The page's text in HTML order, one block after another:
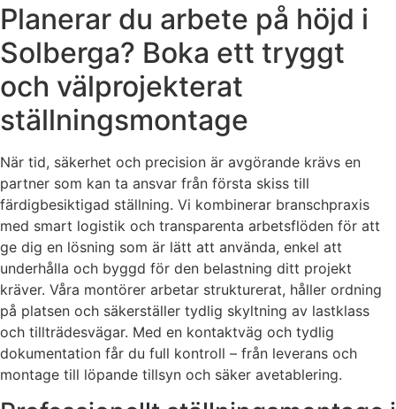
Planerar du arbete på höjd i
Solberga? Boka ett tryggt
och välprojekterat
ställningsmontage
När tid, säkerhet och precision är avgörande krävs en
partner som kan ta ansvar från första skiss till
färdigbesiktigad ställning. Vi kombinerar branschpraxis
med smart logistik och transparenta arbetsflöden för att
ge dig en lösning som är lätt att använda, enkel att
underhålla och byggd för den belastning ditt projekt
kräver. Våra montörer arbetar strukturerat, håller ordning
på platsen och säkerställer tydlig skyltning av lastklass
och tillträdesvägar. Med en kontaktväg och tydlig
dokumentation får du full kontroll – från leverans och
montage till löpande tillsyn och säker avetablering.